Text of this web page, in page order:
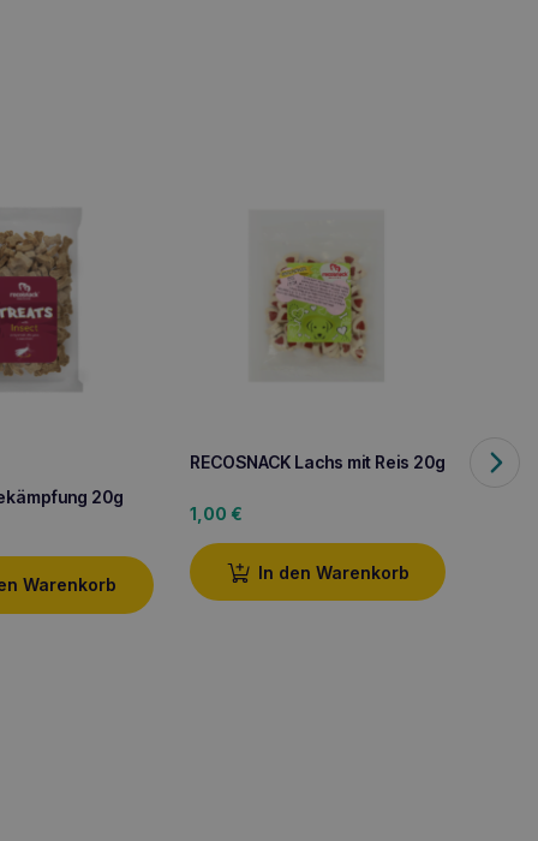
20g
Warenkorb
RECOSNACK Lachs mit Reis 20g
1,00 €
In den Warenkorb